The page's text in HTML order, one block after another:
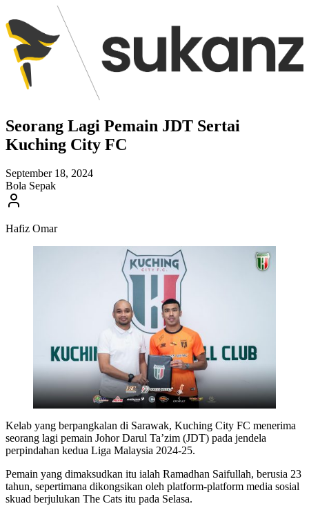
Seorang Lagi Pemain JDT Sertai
Kuching City FC
September 18, 2024
Bola Sepak
Hafiz Omar
Kelab yang berpangkalan di Sarawak, Kuching City FC menerima
seorang lagi pemain Johor Darul Ta’zim (JDT) pada jendela
perpindahan kedua Liga Malaysia 2024-25.
Pemain yang dimaksudkan itu ialah Ramadhan Saifullah, berusia 23
tahun, sepertimana dikongsikan oleh platform-platform media sosial
skuad berjulukan The Cats itu pada Selasa.